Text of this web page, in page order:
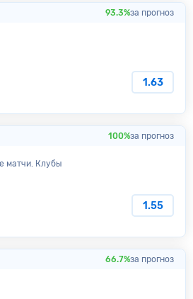
93.3%за прогноз
1.63
100%за прогноз
матчи. Клубы
1.55
66.7%за прогноз